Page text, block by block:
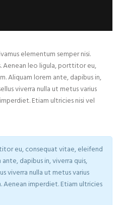
elementum semper nisi.
leo ligula, porttitor eu,
Aliquam lorem ante, dapibus in,
viverra nulla ut metus varius
Etiam ultricies nisi vel
eu, consequat vitae, eleifend
dapibus in, viverra quis,
viverra nulla ut metus varius
Aenean imperdiet. Etiam ultricies